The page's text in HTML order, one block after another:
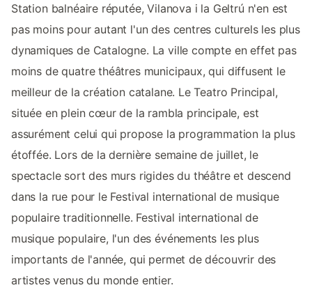
Station balnéaire réputée, Vilanova i la Geltrú n'en est
pas moins pour autant l'un des centres culturels les plus
dynamiques de Catalogne. La ville compte en effet pas
moins de quatre théâtres municipaux, qui diffusent le
meilleur de la création catalane. Le Teatro Principal,
située en plein cœur de la rambla principale, est
assurément celui qui propose la programmation la plus
étoffée. Lors de la dernière semaine de juillet, le
spectacle sort des murs rigides du théâtre et descend
dans la rue pour le Festival international de musique
populaire traditionnelle. Festival international de
musique populaire, l'un des événements les plus
importants de l'année, qui permet de découvrir des
artistes venus du monde entier.